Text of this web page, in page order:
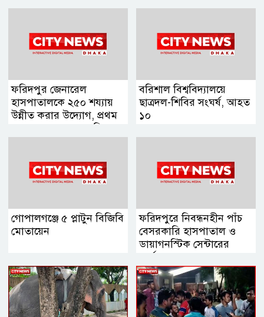
ফরিদপুর জেনারেল
হাসপাতালকে ২৫০ শয্যায়
উন্নীত করার উদ্যোগ, প্রথম
ব্যবস্থাপনা সভায় এমপি
নায়াব ইউসুফ
বরিশাল বিশ্ববিদ্যালয়ে
ছাত্রদল-শিবির সংঘর্ষ, আহত
১০
গোপালগঞ্জে ৫ প্লাটুন বিজিবি
মোতায়েন
ফরিদপুরে নিবন্ধনহীন পাঁচ
বেসরকারি হাসপাতাল ও
ডায়াগনস্টিক সেন্টারের
কার্যক্রম বন্ধ